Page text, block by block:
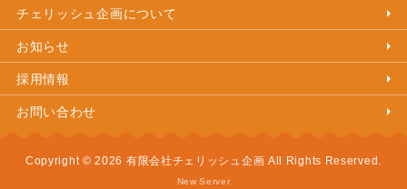
チェリッシュ企画について
お知らせ
採用情報
お問い合わせ
Copyright © 2026 有限会社チェリッシュ企画 All Rights Reserved.
New Server